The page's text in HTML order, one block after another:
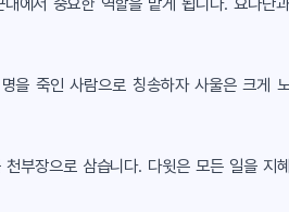
을 죽인 사람으로 칭송하자 사울은 크게
부장으로 삼습니다. 다윗은 모든 일을 지